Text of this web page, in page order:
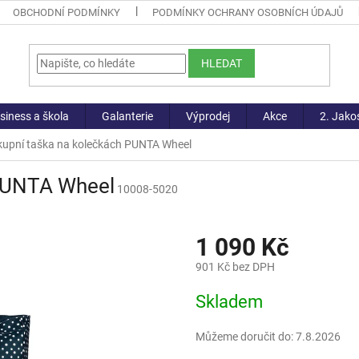
OBCHODNÍ PODMÍNKY PODMÍNKY OCHRANY OSOBNÍCH ÚDAJŮ
HLEDAT
a škola Galanterie Výprodej Akce 2.
taška na kolečkách PUNTA Wheel
Wheel
10008-5020
1 090 Kč
901 Kč bez DPH
cena:
Skladem
Můžeme doručit do:7.8.2026